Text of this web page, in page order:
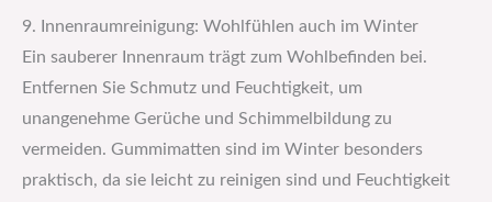
9. Innenraumreinigung: Wohlfühlen auch im Winter
Ein sauberer Innenraum trägt zum Wohlbefinden bei.
Entfernen Sie Schmutz und Feuchtigkeit, um
unangenehme Gerüche und Schimmelbildung zu
vermeiden. Gummimatten sind im Winter besonders
praktisch, da sie leicht zu reinigen sind und Feuchtigkeit